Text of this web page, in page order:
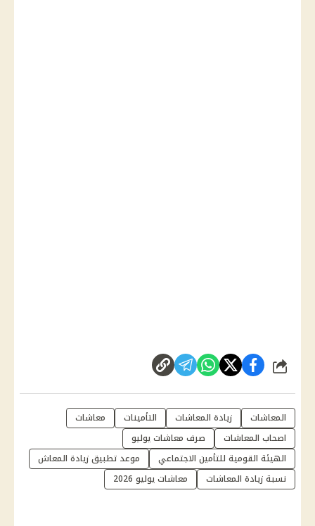
شارك
المعاشات زيادة المعاشات التأمينات
معاشات
اصحاب المعاشات
صرف معاشات يوليو
الهيئة القومية للتأمين الاجتماعي
موعد تطبيق زيادة المعاش
نسبة زيادة المعاشات
معاشات يوليو 2026